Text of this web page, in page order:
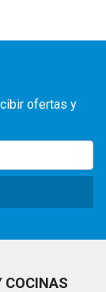
ofertas y
COCINAS